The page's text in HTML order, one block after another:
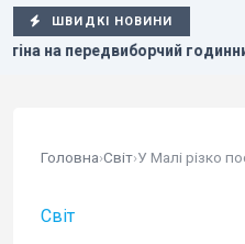
ШВИДКІ НОВИНИ
- Newsweek Така
Головна›Світ›
Світ